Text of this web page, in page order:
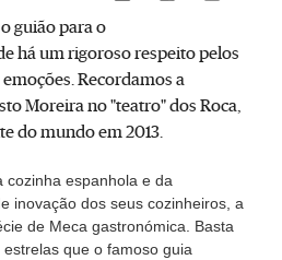
guião para o
há um rigoroso respeito pelos
Recordamos a
Moreira no "teatro" dos Roca,
do mundo em 2013.
cozinha espanhola e da
inovação dos seus cozinheiros, a
de Meca gastronómica. Basta
que o famoso guia